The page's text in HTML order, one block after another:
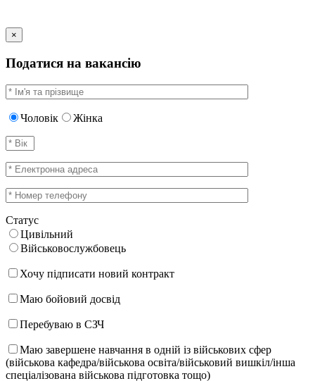
×
Податися на вакансію
Чоловік Жінка
Статус
Цивільний
Військовослужбовець
Хочу підписати новий контракт
Маю бойовий досвід
Перебуваю в СЗЧ
Маю завершене навчання в одній із військових сфер
(військова кафедра/військова освіта/військовий вишкіл/інша
спеціалізована військова підготовка тощо)